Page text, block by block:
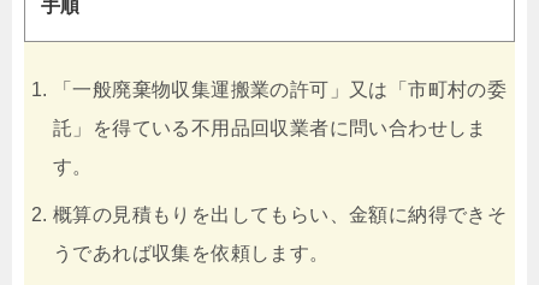
手順
「一般廃棄物収集運搬業の許可」又は「市町村の委
託」を得ている不用品回収業者に問い合わせしま
す。
概算の見積もりを出してもらい、金額に納得できそ
うであれば収集を依頼します。